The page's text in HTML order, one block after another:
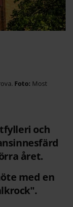
Most
och
året.
med en